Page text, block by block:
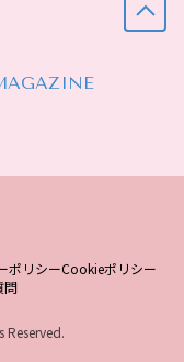
ポリシーCookieポリシー
問
Reserved.